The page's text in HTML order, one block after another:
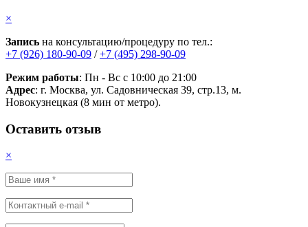
×
Запись на консультацию/процедуру по тел.:
+7 (926) 180-90-09 /+7 (495) 298-90-09
Режим работы: Пн - Вс с 10:00 до 21:00
Адрес: г. Москва, ул. Садовническая 39, стр.13, м.
Новокузнецкая (8 мин от метро).
Оставить отзыв
×